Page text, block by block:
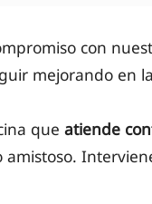
con
mejorando en
que atiende